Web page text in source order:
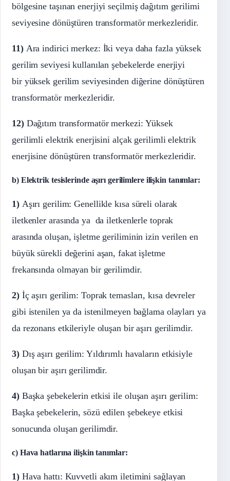
bölgesine taşınan enerjiyi seçilmiş dağıtım gerilimi
seviyesine dönüştüren transformatör merkezleridir.
11)Ara indirici merkez: İki veya daha fazla yüksek
gerilim seviyesi kullanılan şebekelerde enerjiyi
bir yüksek gerilim seviyesinden diğerine dönüştüren
transformatör merkezleridir.
12)Dağıtım transformatör merkezi: Yüksek
gerilimli elektrik enerjisini alçak gerilimli elektrik
enerjisine dönüştüren transformatör merkezleridir.
b) Elektrik tesislerinde aşırı gerilimlere ilişkin tanımlar:
1)Aşırı gerilim: Genellikle kısa süreli olarak
iletkenler arasında ya da iletkenlerle toprak
arasında oluşan, işletme geriliminin izin verilen en
büyük sürekli değerini aşan, fakat işletme
frekansında olmayan bir gerilimdir.
2)İç aşırı gerilim: Toprak temasları, kısa devreler
gibi istenilen ya da istenilmeyen bağlama olayları ya
da rezonans etkileriyle oluşan bir aşırı gerilimdir.
3)Dış aşırı gerilim: Yıldırımlı havaların etkisiyle
oluşan bir aşırı gerilimdir.
4)Başka şebekelerin etkisi ile oluşan aşırı gerilim:
Başka şebekelerin, sözü edilen şebekeye etkisi
sonucunda oluşan gerilimdir.
c) Hava hatlarına ilişkin tanımlar:
1)Hava hattı: Kuvvetli akım iletimini sağlayan